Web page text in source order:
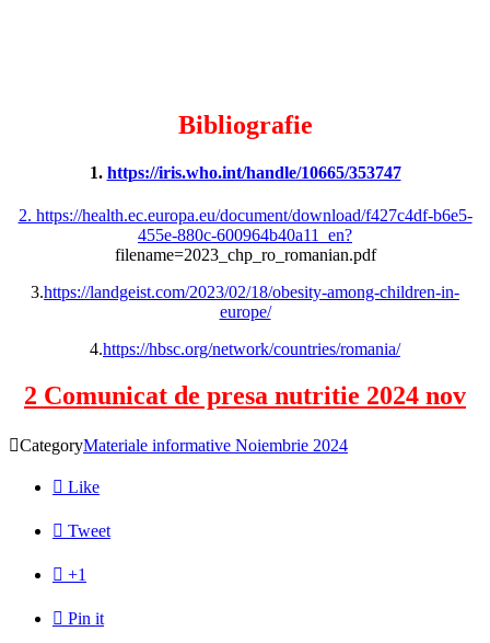
Bibliografie
1. https://iris.who.int/handle/10665/353747
2. https://health.ec.europa.eu/document/download/f427c4df-b6e5-
455e-880c-600964b40a11_en?
filename=2023_chp_ro_romanian.pdf
3.https://landgeist.com/2023/02/18/obesity-among-children-in-
europe/
4.https://hbsc.org/network/countries/romania/
2 Comunicat de presa nutritie 2024 nov
CategoryMateriale informative Noiembrie 2024
 Like
 Tweet
 +1
 Pin it